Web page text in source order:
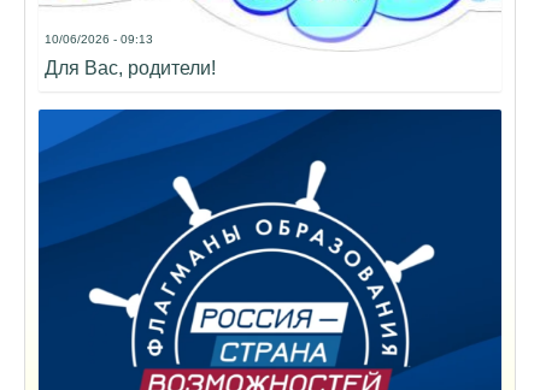
10/06/2026 - 09:13
Для Вас, родители!